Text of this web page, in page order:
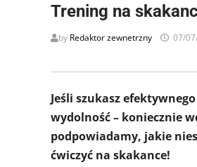
Trening na
by Redaktor zewnetrzny 07/
Jeśli szukasz
wydolność – koniecznie
podpowiadamy, jakie
ćwiczyć na skakance!